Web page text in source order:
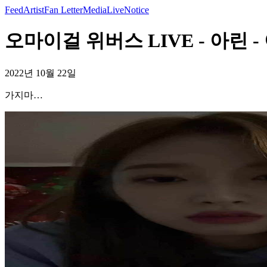
FeedArtistFan LetterMediaLiveNotice
오마이걸 위버스 LIVE - 아린 -
2022년 10월 22일
가지마…